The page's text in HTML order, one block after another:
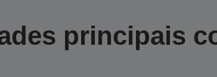
principais